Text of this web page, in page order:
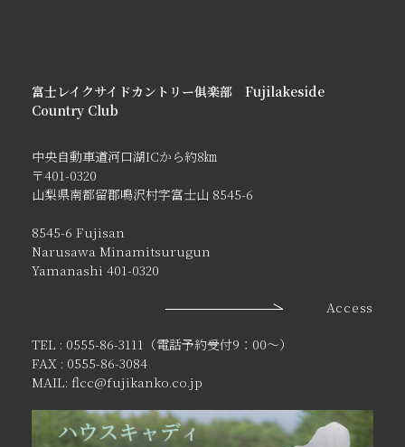
富士レイクサイドカントリー俱楽部 Fujilakeside
Country Club
中央自動車道河口湖ICから約8㎞
〒401-0320
山梨県南都留郡鳴沢村字富士山 8545-6
8545-6 Fujisan
Narusawa Minamitsurugun
Yamanashi 401-0320
Access
TEL : 0555-86-3111（電話予約受付9：00〜）
FAX : 0555-86-3084
MAIL: flcc@fujikanko.co.jp